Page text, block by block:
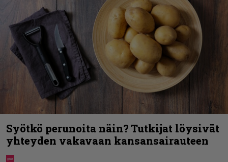
Syötkö perunoita näin? Tutkijat löysivät
yhteyden vakavaan kansansairauteen